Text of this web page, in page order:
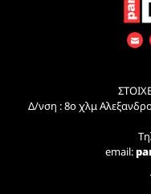
Δ/νση : 8ο χλμ
email: